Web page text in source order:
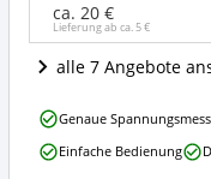
Spannungsprüfer
erhältlich?
ca. 20 €
Lieferung ab ca.5 €
alle 7 Angebote
Pancontrol.at
Pancontrol
Spannungsprüfer
Genaue
Einfache Bedienung